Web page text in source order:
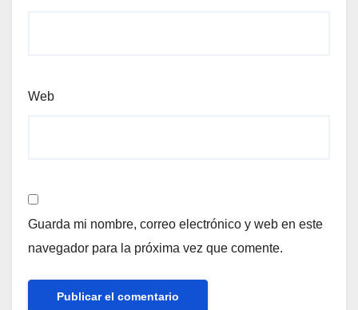
Web
Guarda mi nombre, correo electrónico y web en este
navegador para la próxima vez que comente.